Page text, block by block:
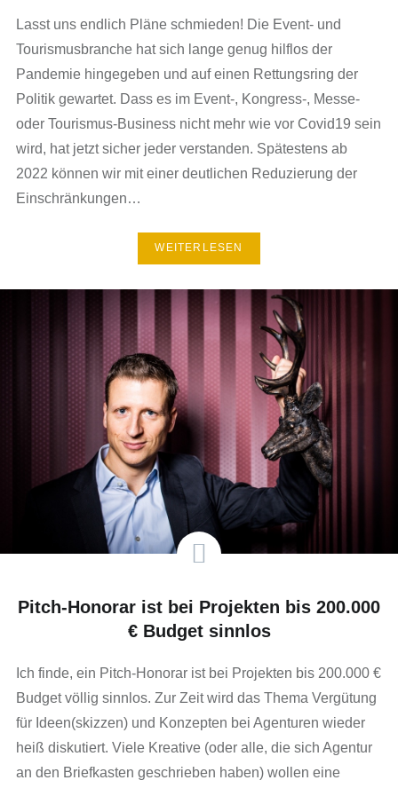
Lasst uns endlich Pläne schmieden! Die Event- und
Tourismusbranche hat sich lange genug hilflos der
Pandemie hingegeben und auf einen Rettungsring der
Politik gewartet. Dass es im Event-, Kongress-, Messe-
oder Tourismus-Business nicht mehr wie vor Covid19 sein
wird, hat jetzt sicher jeder verstanden. Spätestens ab
2022 können wir mit einer deutlichen Reduzierung der
Einschränkungen…
WEITERLESEN
Pitch-Honorar ist bei Projekten bis 200.000
€ Budget sinnlos
Ich finde, ein Pitch-Honorar ist bei Projekten bis 200.000 €
Budget völlig sinnlos. Zur Zeit wird das Thema Vergütung
für Ideen(skizzen) und Konzepten bei Agenturen wieder
heiß diskutiert. Viele Kreative (oder alle, die sich Agentur
an den Briefkasten geschrieben haben) wollen eine